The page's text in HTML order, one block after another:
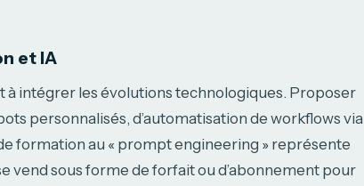
et IA
intégrer les évolutions technologiques. Proposer
personnalisés, d’automatisation de workflows via
formation au « prompt engineering » représente
vend sous forme de forfait ou d’abonnement pour